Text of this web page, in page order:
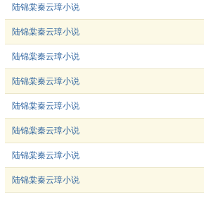
陆锦棠秦云璋小说
陆锦棠秦云璋小说
陆锦棠秦云璋小说
陆锦棠秦云璋小说
陆锦棠秦云璋小说
陆锦棠秦云璋小说
陆锦棠秦云璋小说
陆锦棠秦云璋小说